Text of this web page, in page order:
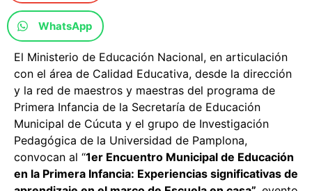
WhatsApp
El Ministerio de Educación Nacional, en articulación
con el área de Calidad Educativa, desde la dirección
y la red de maestros y maestras del programa de
Primera Infancia de la Secretaría de Educación
Municipal de Cúcuta y el grupo de Investigación
Pedagógica de la Universidad de Pamplona,
convocan al “1er Encuentro Municipal de Educación
en la Primera Infancia: Experiencias significativas de